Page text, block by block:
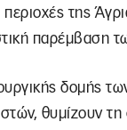
της
παρέμβαση
δομής
θυμίζουν